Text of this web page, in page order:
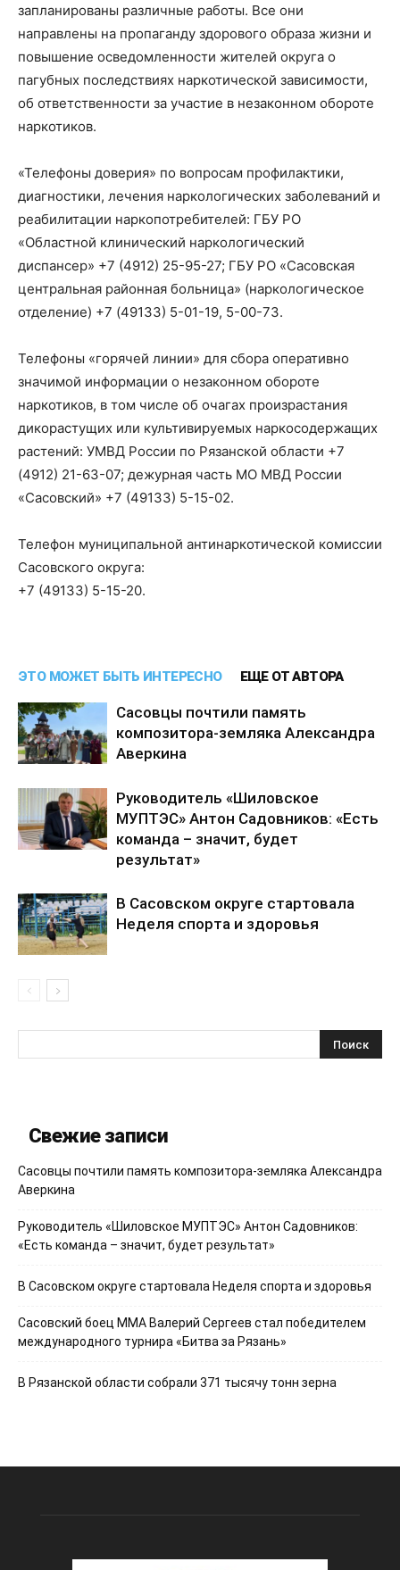
запланированы различные работы. Все они
направлены на пропаганду здорового образа жизни и
повышение осведомленности жителей округа о
пагубных последствиях наркотической зависимости,
об ответственности за участие в незаконном обороте
наркотиков.
«Телефоны доверия» по вопросам профилактики,
диагностики, лечения наркологических заболеваний и
реабилитации наркопотребителей: ГБУ РО
«Областной клинический наркологический
диспансер» +7 (4912) 25-95-27; ГБУ РО «Сасовская
центральная районная больница» (наркологическое
отделение) +7 (49133) 5-01-19, 5-00-73.
Телефоны «горячей линии» для сбора оперативно
значимой информации о незаконном обороте
наркотиков, в том числе об очагах произрастания
дикорастущих или культивируемых наркосодержащих
растений: УМВД России по Рязанской области +7
(4912) 21-63-07; дежурная часть МО МВД России
«Сасовский» +7 (49133) 5-15-02.
Телефон муниципальной антинаркотической комиссии
Сасовского округа:
+7 (49133) 5-15-20.
ЭТО МОЖЕТ БЫТЬ ИНТЕРЕСНО ЕЩЕ ОТ АВТОРА
Сасовцы почтили память
композитора-земляка Александра
Аверкина
Руководитель «Шиловское
МУПТЭС» Антон Садовников: «Есть
команда – значит, будет
результат»
В Сасовском округе стартовала
Неделя спорта и здоровья
Свежие записи
Сасовцы почтили память композитора-земляка Александра
Аверкина
Руководитель «Шиловское МУПТЭС» Антон Садовников:
«Есть команда – значит, будет результат»
В Сасовском округе стартовала Неделя спорта и здоровья
Сасовский боец ММА Валерий Сергеев стал победителем
международного турнира «Битва за Рязань»
В Рязанской области собрали 371 тысячу тонн зерна